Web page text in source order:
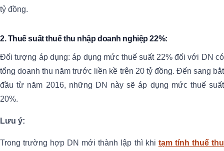
tỷ đồng.
2. Thuế suất thuế thu nhập doanh nghiệp 22%:
Đối tượng áp dụng: áp dụng mức thuế suất 22% đối với DN có
tổng doanh thu năm trước liền kề trên 20 tỷ đồng. Đến sang bắt
đầu từ năm 2016, những DN này sẽ áp dụng mức thuế suất
20%.
Lưu ý:
Trong trường hợp DN mới thành lập thì khi tạm tính thuế thu